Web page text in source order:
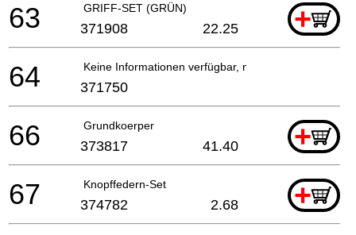
GRIFF-SET (GRÜN) +
63 371908 22.25
Keine Informationen verfügbar, nicht bestellbar
64 371750
Grundkoerper +
66 373817 41.40
Knopffedern-Set +
67 374782 2.68